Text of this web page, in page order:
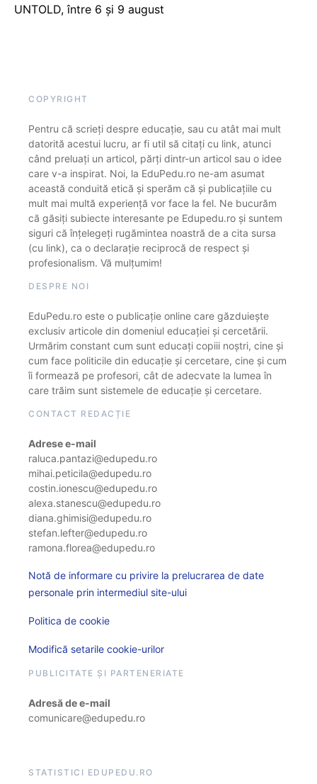
UNTOLD, între 6 și 9 august
COPYRIGHT
Pentru că scrieți despre educație, sau cu atât mai mult
datorită acestui lucru, ar fi util să citați cu link, atunci
când preluați un articol, părți dintr-un articol sau o idee
care v-a inspirat. Noi, la EduPedu.ro ne-am asumat
această conduită etică și sperăm că și publicațiile cu
mult mai multă experiență vor face la fel. Ne bucurăm
că găsiți subiecte interesante pe Edupedu.ro și suntem
siguri că înțelegeți rugămintea noastră de a cita sursa
(cu link), ca o declarație reciprocă de respect și
profesionalism. Vă mulțumim!
DESPRE NOI
EduPedu.ro este o publicație online care găzduiește
exclusiv articole din domeniul educației și cercetării.
Urmărim constant cum sunt educați copiii noștri, cine și
cum face politicile din educație și cercetare, cine și cum
îi formează pe profesori, cât de adecvate la lumea în
care trăim sunt sistemele de educație și cercetare.
CONTACT REDACȚIE
Adrese e-mail
raluca.pantazi@edupedu.ro
mihai.peticila@edupedu.ro
costin.ionescu@edupedu.ro
alexa.stanescu@edupedu.ro
diana.ghimisi@edupedu.ro
stefan.lefter@edupedu.ro
ramona.florea@edupedu.ro
Notă de informare cu privire la prelucrarea de date
personale prin intermediul site-ului
Politica de cookie
Modifică setarile cookie-urilor
PUBLICITATE ȘI PARTENERIATE
Adresă de e-mail
comunicare@edupedu.ro
STATISTICI EDUPEDU.RO